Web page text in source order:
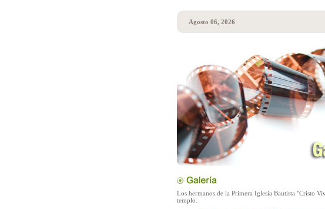
Agosto 06, 2026
Los hermanos de la Primera Iglesia Bautista "Cristo
templo.